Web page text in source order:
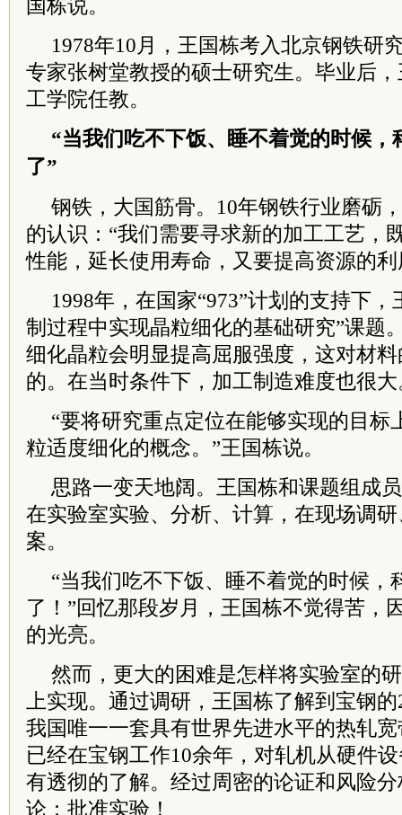
国栋说。
1978年10月，王国栋考入北京钢铁研
专家张树堂教授的硕士研究生。毕业后
工学院任教。
“当我们吃不下饭、睡不着觉的时候，
了”
钢铁，大国筋骨。10年钢铁行业磨砺
的认识：“我们需要寻求新的加工工艺，
性能，延长使用寿命，又要提高资源的
1998年，在国家“973”计划的支持下
制过程中实现晶粒细化的基础研究”课题
细化晶粒会明显提高屈服强度，这对材
的。在当时条件下，加工制造难度也很大
“要将研究重点定位在能够实现的目标
粒适度细化的概念。”王国栋说。
思路一变天地阔。王国栋和课题组成
在实验室实验、分析、计算，在现场调
案。
“当我们吃不下饭、睡不着觉的时候，
了！”回忆那段岁月，王国栋不觉得苦，
的光亮。
然而，更大的困难是怎样将实验室的
上实现。通过调研，王国栋了解到宝钢
我国唯一一套具有世界先进水平的热轧
已经在宝钢工作10余年，对轧机从硬件
有透彻的了解。经过周密的论证和风险
论：批准实验！